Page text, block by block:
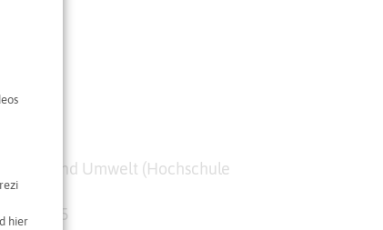
und Umwelt (Hochschule
Allee 25
hier